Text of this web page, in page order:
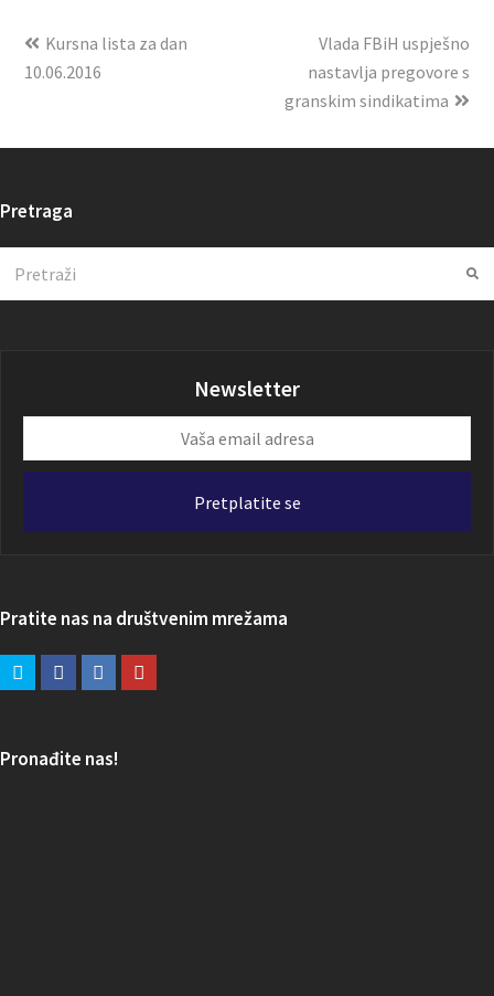
Kursna lista za dan
10.06.2016
Vlada FBiH uspješno
nastavlja pregovore s
granskim sindikatima
Pretraga
Newsletter
email
Pretplatite se
Pratite nas na društvenim mrežama
Pronađite nas!